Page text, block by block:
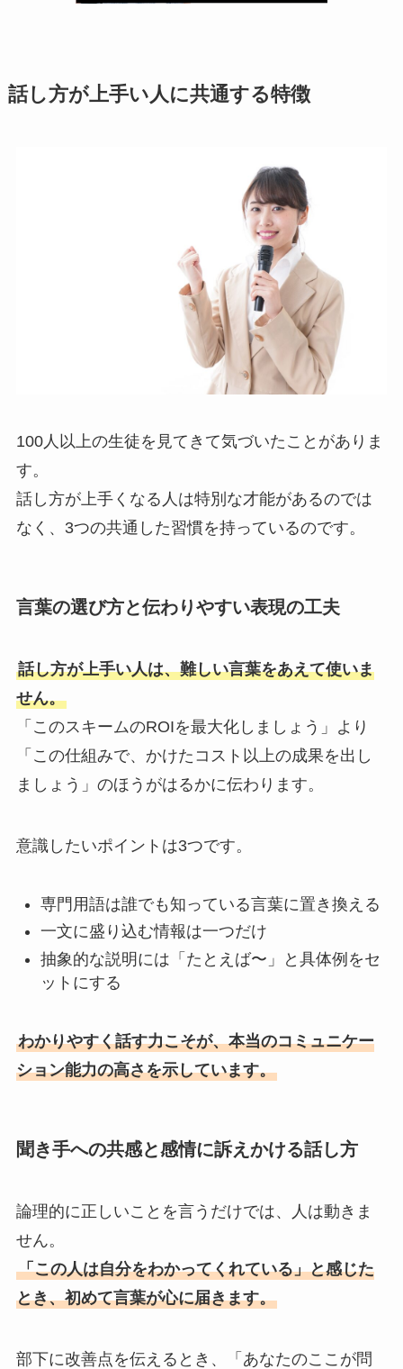
話し方が上手い人に共通する特徴
100人以上の生徒を見てきて気づいたことがありま
す。
話し方が上手くなる人は特別な才能があるのでは
なく、3つの共通した習慣を持っているのです。
言葉の選び方と伝わりやすい表現の工夫
話し方が上手い人は、難しい言葉をあえて使いま
せん。
「このスキームのROIを最大化しましょう」より
「この仕組みで、かけたコスト以上の成果を出し
ましょう」のほうがはるかに伝わります。
意識したいポイントは3つです。
専門用語は誰でも知っている言葉に置き換える
一文に盛り込む情報は一つだけ
抽象的な説明には「たとえば〜」と具体例をセ
ットにする
わかりやすく話す力こそが、本当のコミュニケー
ション能力の高さを示しています。
聞き手への共感と感情に訴えかける話し方
論理的に正しいことを言うだけでは、人は動きま
せん。
「この人は自分をわかってくれている」と感じた
とき、初めて言葉が心に届きます。
部下に改善点を伝えるとき、「あなたのここが問